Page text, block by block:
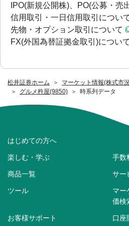
松井証券ホーム
マーケット情報(株式市
グルメ杵屋(9850)
時系列データ
IPO(新規公開株)、PO(公募・売
信用取引・一日信用取引につい
先物・オプション取引について
FX(外国為替証拠金取引)について
はじめての方へ
楽しむ・学ぶ 手数
商品一覧 サー
ツール
マー
価検
お客様サポート 口座